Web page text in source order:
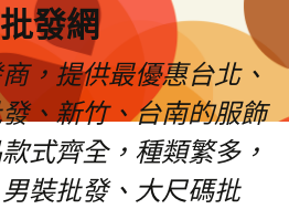
發網
，提供最優惠台北、
、新竹、台南的服飾
式齊全，種類繁多，
裝批發、大尺碼批